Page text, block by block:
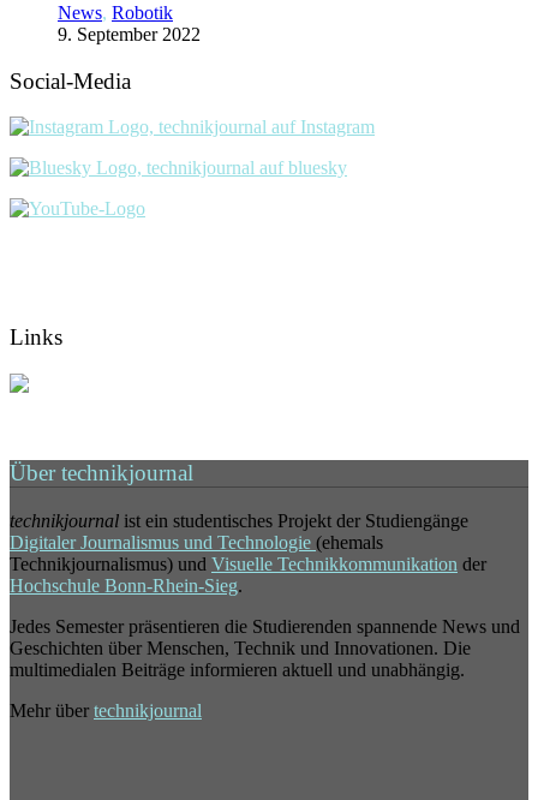
News, Robotik
9. September 2022
Social-Media
Links
Über technikjournal
technikjournal ist ein studentisches Projekt der Studiengänge
Digitaler Journalismus und Technologie (ehemals
Technikjournalismus) und Visuelle Technikkommunikation der
Hochschule Bonn-Rhein-Sieg.
Jedes Semester präsentieren die Studierenden spannende News und
Geschichten über Menschen, Technik und Innovationen. Die
multimedialen Beiträge informieren aktuell und unabhängig.
Mehr über technikjournal